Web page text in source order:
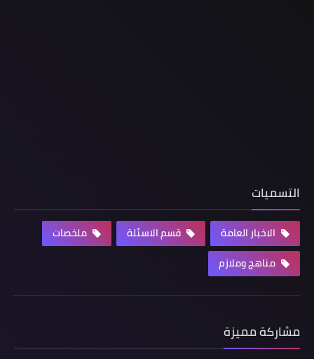
التسميات
الاخبار العامة قسم الاسئلة
ملخصات
مناهج وملازم
مشاركة مميزة